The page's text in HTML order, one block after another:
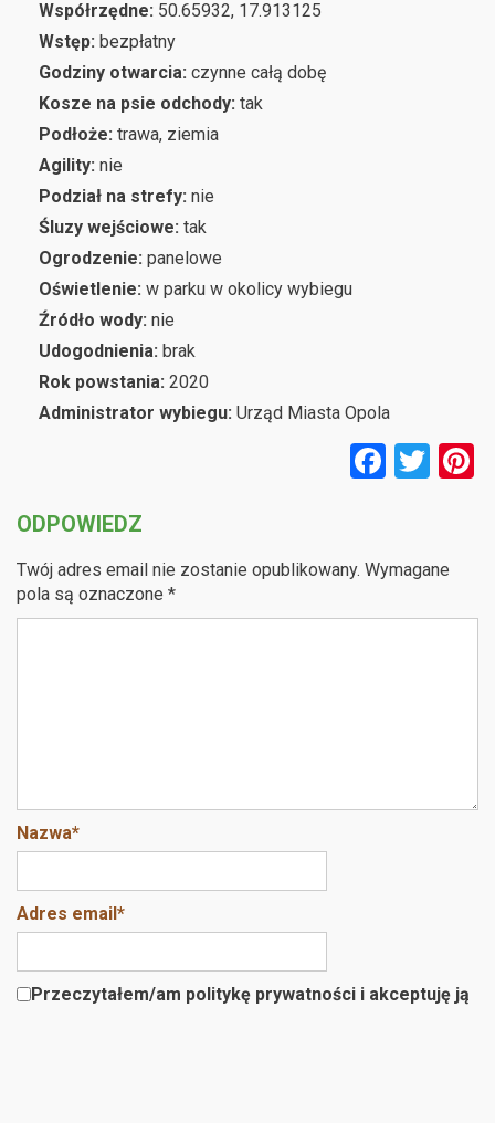
Współrzędne: 50.65932, 17.913125
Wstęp: bezpłatny
Godziny otwarcia: czynne całą dobę
Kosze na psie odchody: tak
Podłoże: trawa, ziemia
Agility: nie
Podział na strefy: nie
Śluzy wejściowe: tak
Ogrodzenie: panelowe
Oświetlenie: w parku w okolicy wybiegu
Źródło wody: nie
Udogodnienia: brak
Rok powstania: 2020
Administrator wybiegu: Urząd Miasta Opola
F
b
T
er
ODPOWIEDZ
Twój adres email nie zostanie opublikowany. Wymagane
pola są oznaczone *
Nazwa*
Adres email*
Przeczytałem/am politykę prywatności i akceptuję ją